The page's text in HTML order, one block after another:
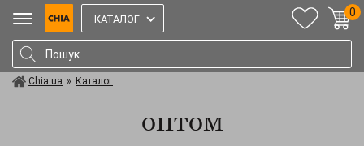
КАТАЛОГ
0
Chia.ua » Каталог
оптом